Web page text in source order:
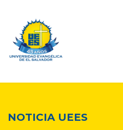
NOTICIA UEES